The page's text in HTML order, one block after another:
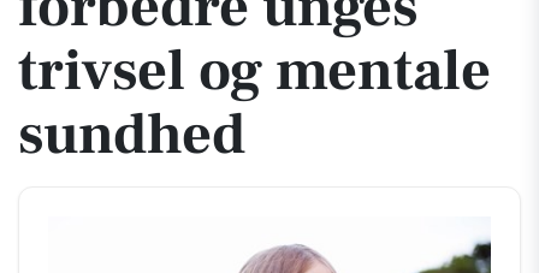
trivsel og mentale
sundhed